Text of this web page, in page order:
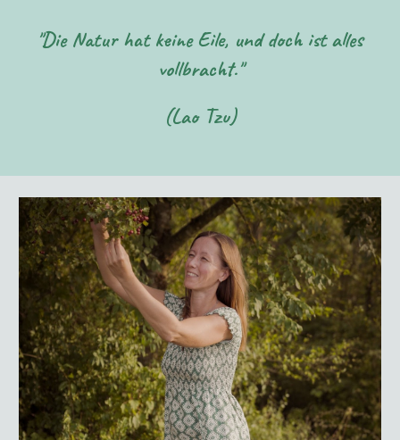
"Die Natur hat keine Eile, und doch ist alles
vollbracht."
(Lao Tzu)